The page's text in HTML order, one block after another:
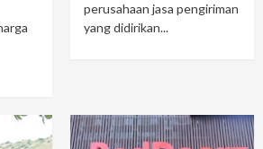
perusahaan jasa pengiriman
yang didirikan...